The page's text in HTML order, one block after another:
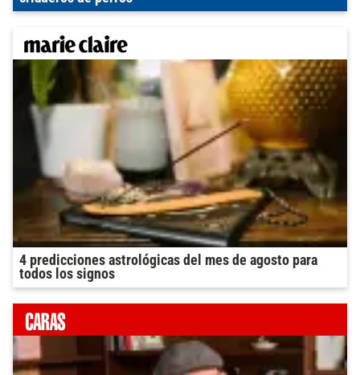
4 predicciones astrológicas del mes de agosto para
todos los signos